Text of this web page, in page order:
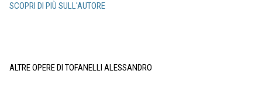
SCOPRI DI PIÙ SULL'AUTORE
ALTRE OPERE DI TOFANELLI ALESSANDRO